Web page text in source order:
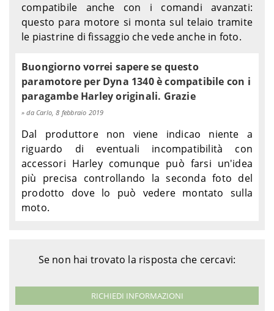
compatibile anche con i comandi avanzati:
questo para motore si monta sul telaio tramite
le piastrine di fissaggio che vede anche in foto.
Buongiorno vorrei sapere se questo
paramotore per Dyna 1340 è compatibile con i
paragambe Harley originali. Grazie
da Carlo, 8 febbraio 2019
Dal produttore non viene indicao niente a
riguardo di eventuali incompatibilità con
accessori Harley comunque può farsi un'idea
più precisa controllando la seconda foto del
prodotto dove lo può vedere montato sulla
moto.
Se non hai trovato la risposta che cercavi:
RICHIEDI INFORMAZIONI